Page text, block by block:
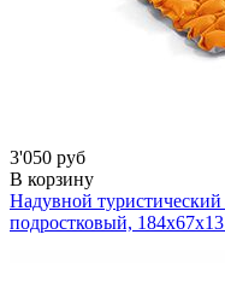
3'050 руб
В корзину
Надувной
подростковый,